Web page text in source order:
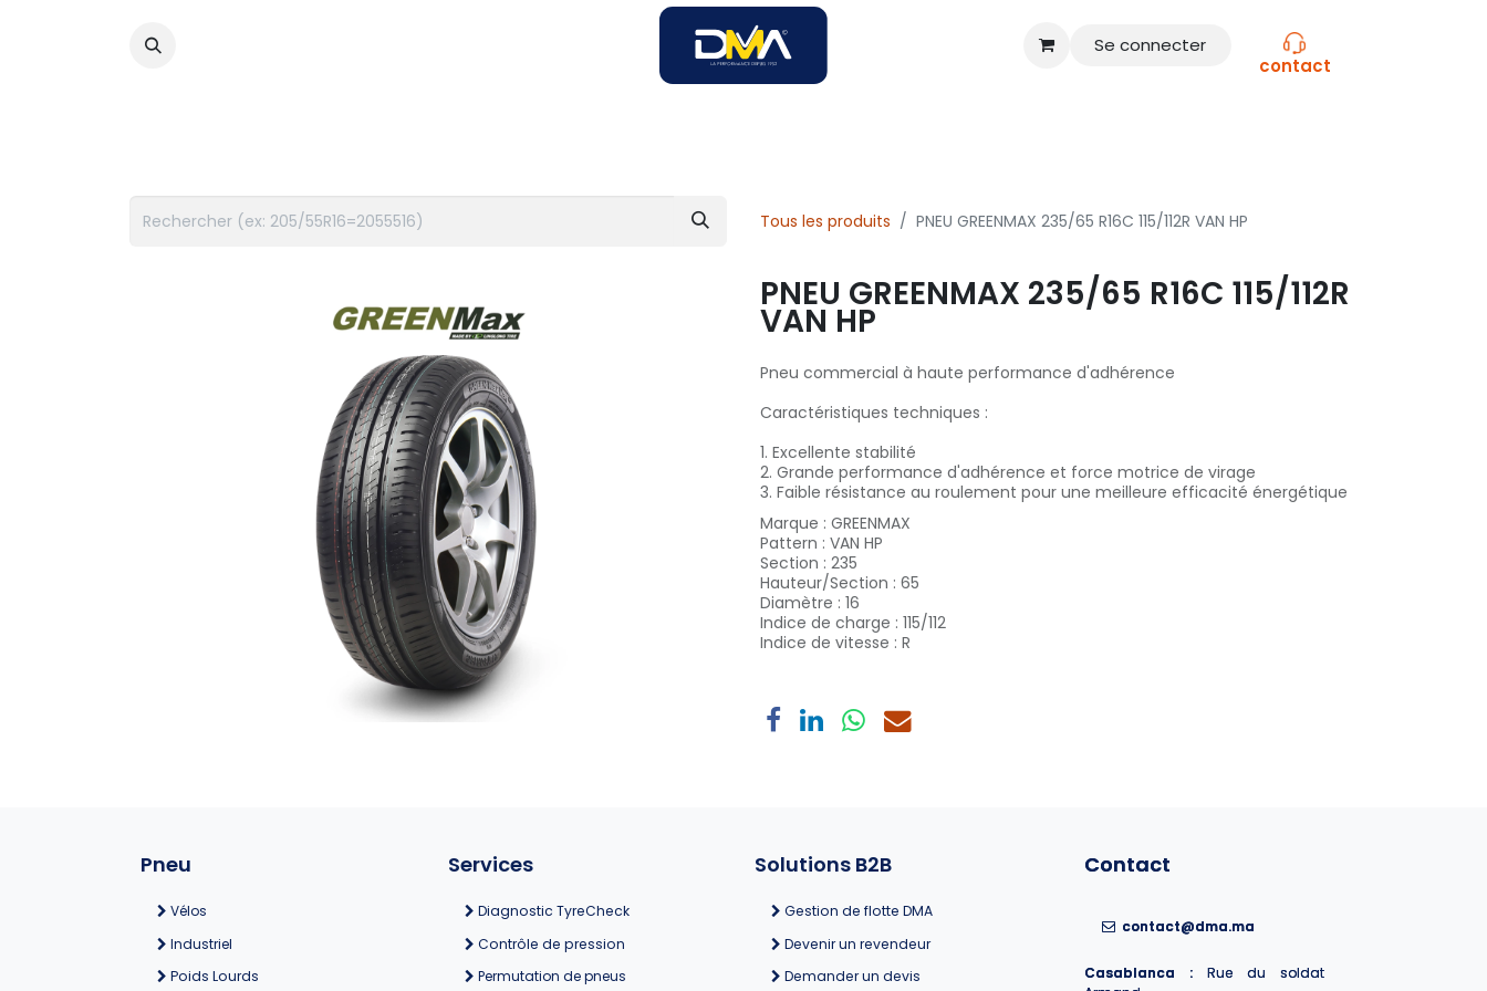
Se connecter
contact
Tous les produits PNEU GREENMAX 235/65 R16C 115/112R VAN HP
PNEU GREENMAX 235/65 R16C 115/112R
VAN HP
Pneu commercial à haute performance d'adhérence
Caractéristiques techniques :
1. Excellente stabilité
2. Grande performance d'adhérence et force motrice de virage
3. Faible résistance au roulement pour une meilleure efficacité énergétique
Marque : GREENMAX
Pattern : VAN HP
Section : 235
Hauteur/Section : 65
Diamètre : 16
Indice de charge : 115/112
Indice de vitesse : R
Services
Diagnostic TyreCheck
Contrôle de pression
Permutation de pneus
Solutions B2B
Gestion de flotte DMA
Devenir un revendeur
Demander un devis
Contact
contact@dma.ma
Casablanca :
Rue du soldat
Contact
contact@dma.ma
Casablanca :
Rue du soldat
Pneu
Vélos
Industriel
Poids Lourds